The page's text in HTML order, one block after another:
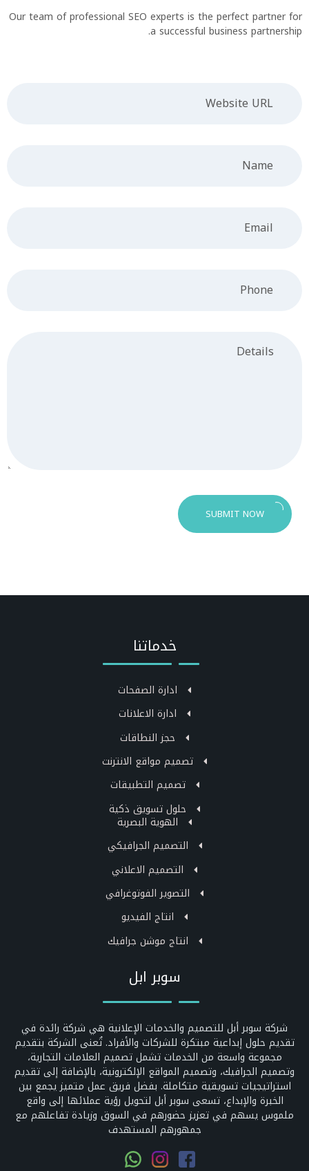
Our team of professional SEO experts is the perfect partner for
a successful business partnership.
SUBMIT NOW
سوبر ابل
شركة سوبر أبل للتصميم والخدمات الإعلانية هي شركة رائدة في
تقديم حلول إبداعية مبتكرة للشركات والأفراد. تُعنى الشركة بتقديم
مجموعة واسعة من الخدمات تشمل تصميم العلامات التجارية،
وتصميم الجرافيك، وتصميم المواقع الإلكترونية، بالإضافة إلى تقديم
استراتيجيات تسويقية متكاملة. بفضل فريق عمل متميز يجمع بين
الخبرة والإبداع، تسعى سوبر أبل لتحويل رؤية عملائها إلى واقع
ملموس يسهم في تعزيز حضورهم في السوق وزيادة تفاعلهم مع
جمهورهم المستهدف
خدماتنا
ادارة الصفحات
ادارة الاعلانات
حجز النطاقات
تصميم مواقع الانترنت
تصميم التطبيقات
حلول تسويق ذكية
الهوية البصرية
التصميم الجرافيكي
التصميم الاعلاني
التصوير الفوتوغرافي
انتاج الفيديو
انتاج موشن جرافيك